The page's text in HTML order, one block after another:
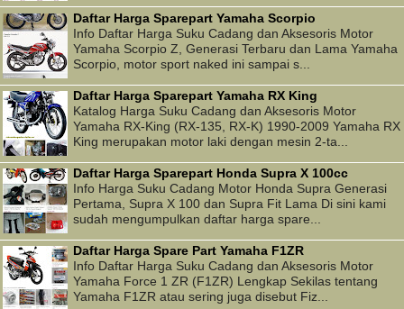
Daftar Harga Sparepart Yamaha Scorpio
Info Daftar Harga Suku Cadang dan Aksesoris Motor
Yamaha Scorpio Z, Generasi Terbaru dan Lama Yamaha
Scorpio, motor sport naked ini sampai s...
Daftar Harga Sparepart Yamaha RX King
Katalog Harga Suku Cadang dan Aksesoris Motor
Yamaha RX-King (RX-135, RX-K) 1990-2009 Yamaha RX
King merupakan motor laki dengan mesin 2-ta...
Daftar Harga Sparepart Honda Supra X 100cc
Info Harga Suku Cadang Motor Honda Supra Generasi
Pertama, Supra X 100 dan Supra Fit Lama Di sini kami
sudah mengumpulkan daftar harga spare...
Daftar Harga Spare Part Yamaha F1ZR
Info Daftar Harga Suku Cadang dan Aksesoris Motor
Yamaha Force 1 ZR (F1ZR) Lengkap Sekilas tentang
Yamaha F1ZR atau sering juga disebut Fiz...